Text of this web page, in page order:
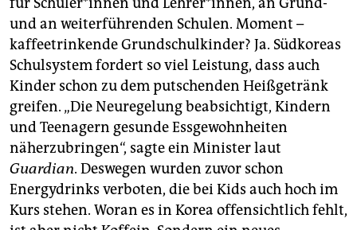
sport
berlin
nord
wahrheit
verlag
verlag
und an weiterführenden Schulen. Moment –
kaffeetrinkende Grundschulkinder? Ja. Südkoreas
Schulsystem fordert so viel Leistung, dass auch
Kinder schon zu dem putschenden Heißgetränk
greifen. „Die Neuregelung beabsichtigt, Kindern
und Teenagern gesunde Essgewohnheiten
näherzubringen“, sagte ein Minister laut
Guardian. Deswegen wurden zuvor schon
Energydrinks verboten, die bei Kids auch hoch im
Kurs stehen. Woran es in Korea offensichtlich fehlt,